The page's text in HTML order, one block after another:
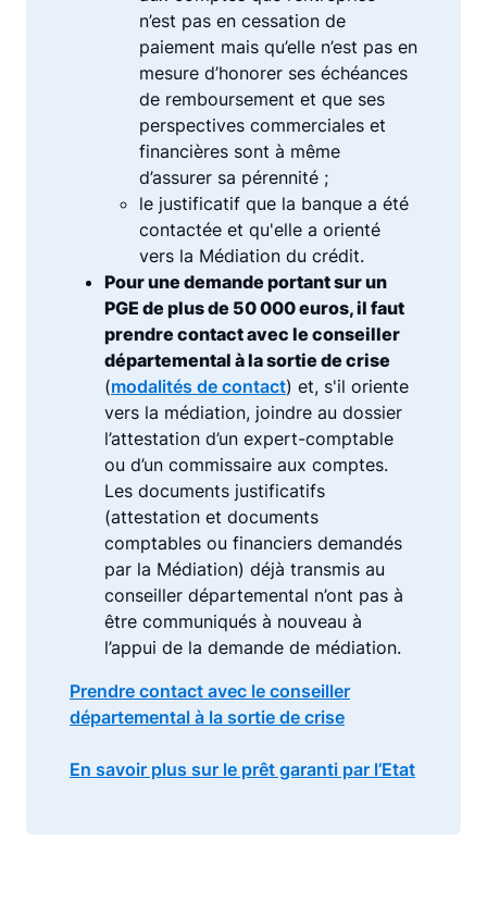
n’est pas en cessation de
paiement mais qu’elle n’est pas en
mesure d’honorer ses échéances
de remboursement et que ses
perspectives commerciales et
financières sont à même
d’assurer sa pérennité ;
le justificatif que la banque a été
contactée et qu'elle a orienté
vers la Médiation du crédit.
Pour une demande portant sur un
PGE de plus de 50 000 euros, il faut
prendre contact avec le conseiller
départemental à la sortie de crise
(modalités de contact) et, s'il oriente
vers la médiation, joindre au dossier
l’attestation d’un expert-comptable
ou d’un commissaire aux comptes.
Les documents justificatifs
(attestation et documents
comptables ou financiers demandés
par la Médiation) déjà transmis au
conseiller départemental n’ont pas à
être communiqués à nouveau à
l’appui de la demande de médiation.
Prendre contact avec le conseiller
départemental à la sortie de crise
En savoir plus sur le prêt garanti par l’Etat